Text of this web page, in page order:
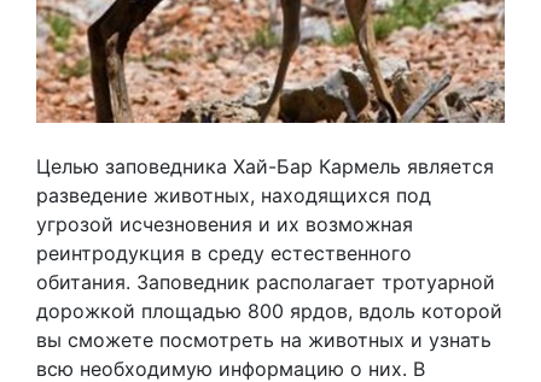
Целью заповедника Хай-Бар Кармель является
разведение животных, находящихся под
угрозой исчезновения и их возможная
реинтродукция в среду естественного
обитания. Заповедник располагает тротуарной
дорожкой площадью 800 ярдов, вдоль которой
вы сможете посмотреть на животных и узнать
всю необходимую информацию о них. В